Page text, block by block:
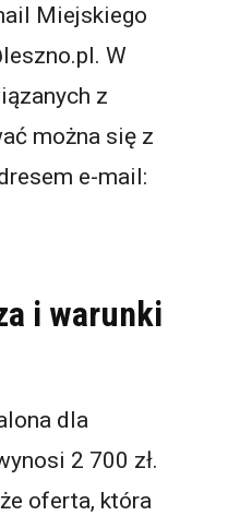
Miejskiego
W
z
można się z
e-mail:
i warunki
dla
2 700 zł.
oferta, która